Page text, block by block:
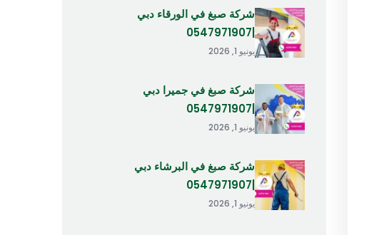
شركة صبغ في الورقاء دبي
يونيو 1, 2026
شركة صبغ في جميرا دبي
يونيو 1, 2026
شركة صبغ في البرشاء دبي
يونيو 1, 2026